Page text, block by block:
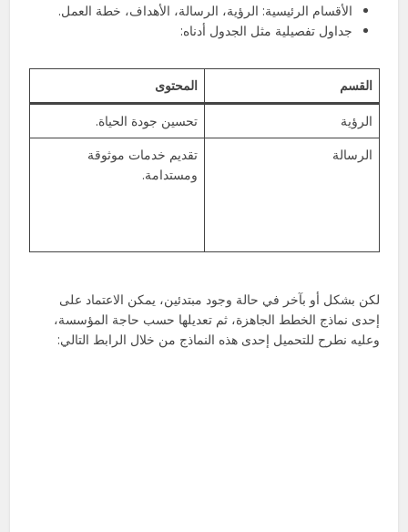
الأقسام الرئيسية: الرؤية، الرسالة، الأهداف، خطة العمل.
جداول تفصيلية مثل الجدول أدناه:
القسم المحتوى
الرؤية
تحسين جودة الحياة.
الرسالة
تقديم خدمات موثوقة
ومستدامة.
لكن بشكل أو بآخر في حالة وجود مبتدئين، يمكن الاعتماد على
إحدى نماذج الخطط الجاهزة، ثم تعديلها حسب حاجة المؤسسة،
وعليه نطرح للتحميل إحدى هذه النماذج من خلال الرابط التالي: